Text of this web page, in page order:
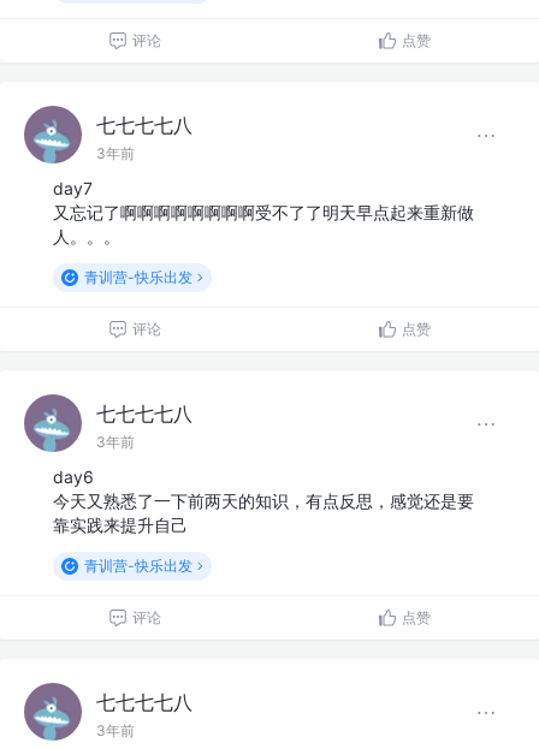
评论 点赞
七七七七八
3年前
day7
又忘记了啊啊啊啊啊啊啊啊受不了了明天早点起来重新做
人。。。
青训营-快乐出发
评论 点赞
七七七七八
3年前
day6
今天又熟悉了一下前两天的知识，有点反思，感觉还是要
靠实践来提升自己
青训营-快乐出发
评论 点赞
七七七七八
3年前